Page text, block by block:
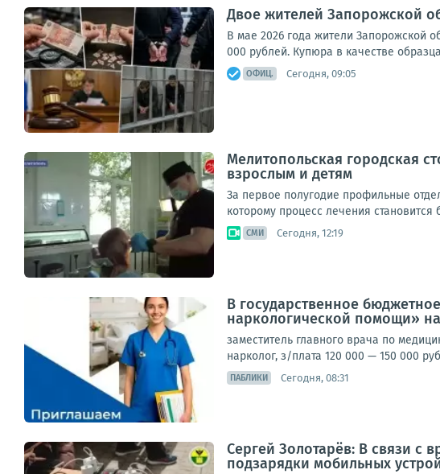
Двое жителей Запорожской
В мае 2026 года жители Запорожской
000 рублей. Купюра в качестве
ОФИЦ. Сегодня, 09:05
Мелитопольская городская
взрослым и детям
За первое полугодие профильные
которому процесс лечения
СМИ Сегодня, 12:19
В государственное
наркологической помощи»
заместитель главного врача по
нарколог, з/плата 120 000 — 150 000
ПАБЛИКИ Сегодня, 08:31
Сергей Золотарёв: В связи с
подзарядки мобильных